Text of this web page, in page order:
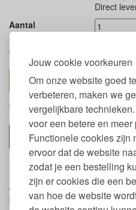
Jouw cookie voorkeuren
Om onze website goed
verbeteren, maken we
vergelijkbare
voor een betere en
Functionele cookies zijn
ervoor dat de website
zodat je een bestelling
zijn er cookies die een
van hoe de website
Direct
Aantal
€
In winkelwagen
Zet op verlanglijst
Omschrijving Eco
Losse siliconen ring voor in het
Flex+ Lekdichte RVS Lunchbox
de trommel lekvrij afgesloten kan
broodtrommel.